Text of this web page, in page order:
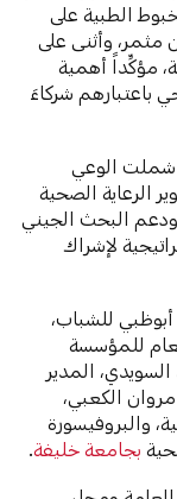
الطبية على
وأثنى على
مؤكِّداً أهمية
باعتبارهم شركاءَ
شملت الوعي
الرعاية الصحية
ودعم البحث الجيني
لإشراك
للشباب،
للمؤسسة
المدير
مروان الكعبي،
والبروفيسورة
بجامعة خليفة.